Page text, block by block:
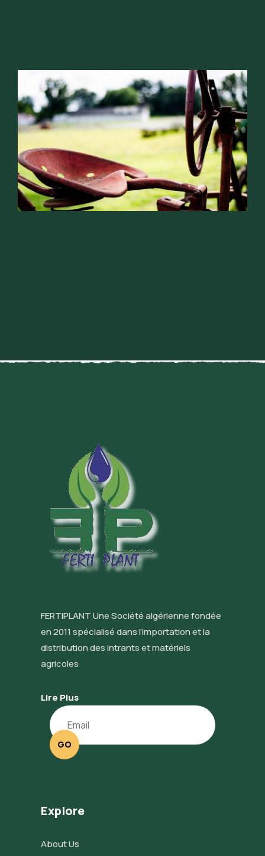
FERTIPLANT Une Société algérienne fondée
en 2011 spécialisé dans l’importation et la
distribution des intrants et matériels
agricoles
Lire Plus
GO
Explore
About Us